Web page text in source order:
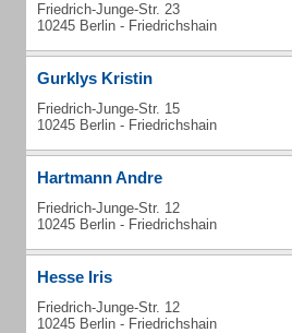
Friedrich-Junge-Str. 23
10245 Berlin - Friedrichshain
Gurklys Kristin
Friedrich-Junge-Str. 15
10245 Berlin - Friedrichshain
Hartmann Andre
Friedrich-Junge-Str. 12
10245 Berlin - Friedrichshain
Hesse Iris
Friedrich-Junge-Str. 12
10245 Berlin - Friedrichshain